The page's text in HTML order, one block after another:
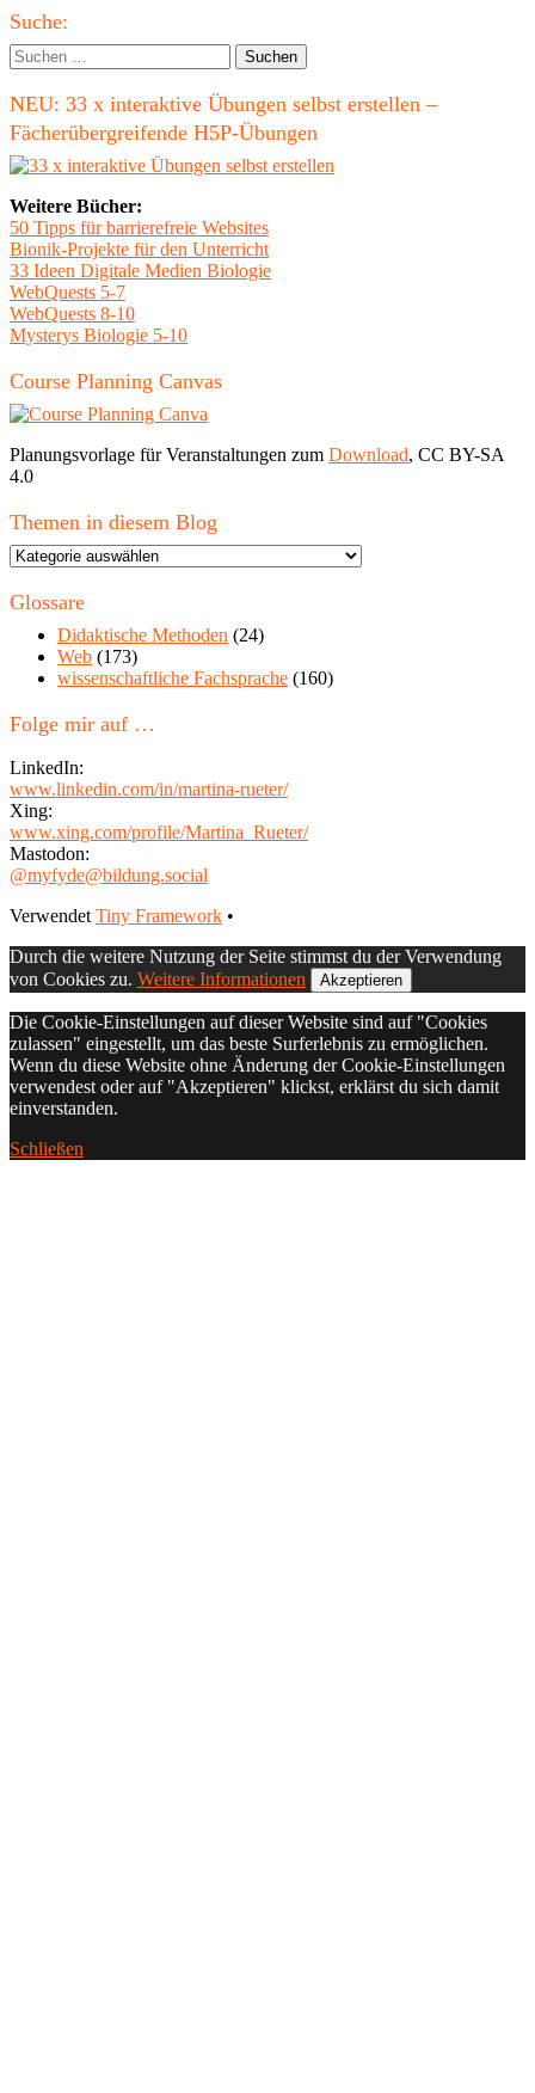
Haupt-
Seitenleiste
Suche:
Suchen
nach:
NEU: 33 x interaktive Übungen selbst erstellen –
Fächerübergreifende H5P-Übungen
Weitere Bücher:
50 Tipps für barrierefreie Websites
Bionik-Projekte für den Unterricht
33 Ideen Digitale Medien Biologie
WebQuests 5-7
WebQuests 8-10
Mysterys Biologie 5-10
Course Planning Canvas
Planungsvorlage für Veranstaltungen zum Download, CC BY-SA
4.0
Themen in diesem Blog
Themen
diesem
Glossare
Didaktische Methoden (24)
Web (173)
wissenschaftliche Fachsprache (160)
Folge mir auf …
LinkedIn:
www.linkedin.com/in/martina-rueter/
Xing:
www.xing.com/profile/Martina_Rueter/
Mastodon:
@myfyde@bildung.social
Footer
Inhalt
Verwendet Tiny Framework •
Durch die weitere Nutzung der Seite stimmst du der Verwendung
von Cookies zu. Weitere Informationen Akzeptieren
Die Cookie-Einstellungen auf dieser Website sind auf "Cookies
zulassen" eingestellt, um das beste Surferlebnis zu ermöglichen.
Wenn du diese Website ohne Änderung der Cookie-Einstellungen
verwendest oder auf "Akzeptieren" klickst, erklärst du sich damit
einverstanden.
Schließen